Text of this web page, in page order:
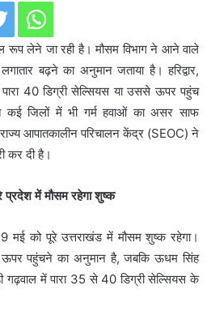
रूप लेने जा रही है। मौसम विभाग ने आने वाले
बढ़ने का अनुमान जताया है। हरिद्वार,
40 डिग्री सेल्सियस या उससे ऊपर पहुंच
जिलों में भी गर्म हवाओं का असर साफ
आपातकालीन परिचालन केंद्र (SEOC) ने
कर दी है।
प्रदेश में मौसम रहेगा शुष्क
मई को पूरे उत्तराखंड में मौसम शुष्क रहेगा।
से ऊपर पहुंचने का अनुमान है, जबकि ऊधम सिंह
गढ़वाल में पारा 35 से 40 डिग्री सेल्सियस के